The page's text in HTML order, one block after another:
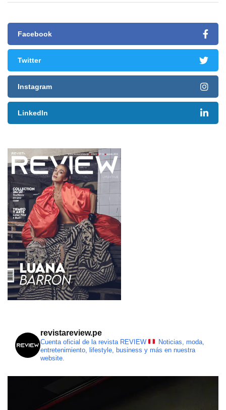
Facebook
Twitter
Instagram
LinkedIn
revistareview.pe
Cuenta oficial de la revista REVIEW
Noticias, moda,
entretenimiento, lifestyle, business y más en nuestra
website.